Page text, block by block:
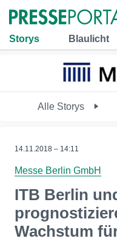
Storys Blaulicht
Alle Storys
14.11.2018 – 14:11
Messe Berlin GmbH
ITB Berlin
Wachstum